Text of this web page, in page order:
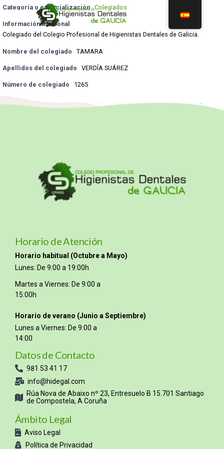
Categoría o especialización Colegiados
Información adicional
Colegiado del Colegio Profesional de Higienistas Dentales de Galicia.
Nombre del colegiado TAMARA
Apellidos del colegiado VERDÍA SUÁREZ
Número de colegiado 1265
Horario de Atención
Horario habitual (Octubre a Mayo)
Lunes: De 9:00 a 19:00h
Martes a Viernes: De 9:00 a
15:00h
Horario de verano (Junio a Septiembre)
Lunes a Viernes: De 9:00 a
14:00
Datos de Contacto
981 53 41 17
info@hidegal.com
Rúa Nova de Abaixo nº 23, Entresuelo B 15.701 Santiago
de Compostela, A Coruña
Ámbito Legal
Aviso Legal
Política de Privacidad